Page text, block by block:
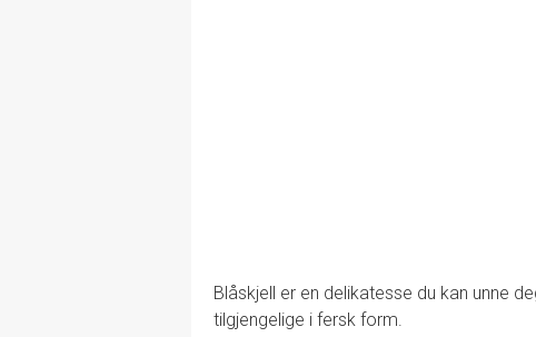
Blåskjell er en delikatesse du kan unne
tilgjengelige i fersk form.